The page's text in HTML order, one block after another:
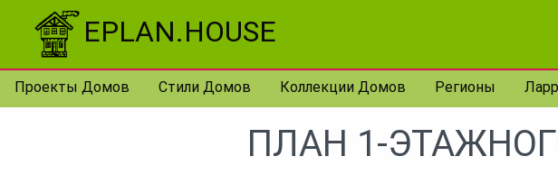
Перейти к контенту
EPLAN.HOUSE
Проекты Домов Стили Домов Коллекции Домов Регионы
ПЛАН 1-